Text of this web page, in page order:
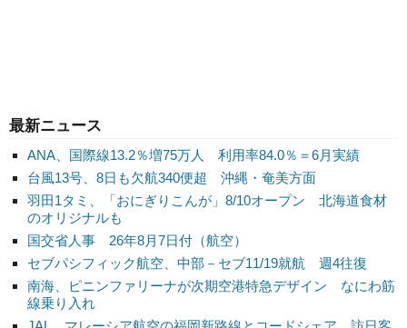
最新ニュース
ANA、国際線13.2％増75万人 利用率84.0％＝6月実績
台風13号、8日も欠航340便超 沖縄・奄美方面
羽田1タミ、「おにぎりこんが」8/10オープン 北海道食材
のオリジナルも
国交省人事 26年8月7日付（航空）
セブパシフィック航空、中部－セブ11/19就航 週4往復
南海、ピニンファリーナが次期空港特急デザイン なにわ筋
線乗り入れ